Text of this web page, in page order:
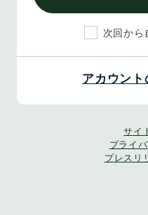
次回から
アカウント
サイ
プライ
プレスリ